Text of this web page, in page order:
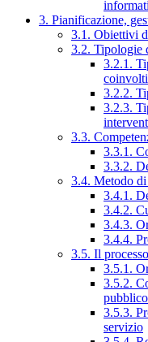
3. Pianificazione,
3.1. Obiettivi
3.2. Tipologie
3.2.1.
3.2.2.
3.2.3.
3.3.
3.3.1.
3.3.2.
3.4. Metodo
3.4.1.
3.4.2.
3.4.3.
3.4.4.
3.5. Il
3.5.1.
3.5.2.
pubblico
3.5.3.
servizio